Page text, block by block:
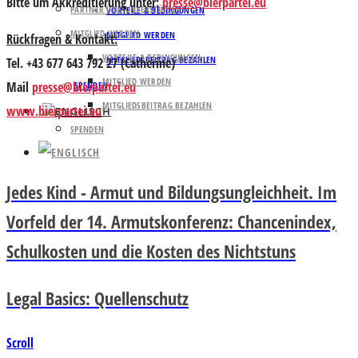
VORTEILE & BEDINGUNGEN
MITGLIED WERDEN
MITGLIEDSBEITRAG BEZAHLEN
SPENDEN
PARTNER UND UNTERSTÜTZER
MITGLIED WERDEN
VORTEILE & BEDINGUNGEN
MITGLIED WERDEN
MITGLIEDSBEITRAG BEZAHLEN
SPENDEN
Rückfragen & Kontakt:
Tel. +43 677 643 792 27 (Catherine)
Mail presse@bierpartei.eu
www.bierpartei.eu
Jedes Kind - Armut und Bildungsungleichheit. Im
Vorfeld der 14. Armutskonferenz: Chancenindex,
Schulkosten und die Kosten des Nichtstuns
Legal Basics: Quellenschutz
Scroll